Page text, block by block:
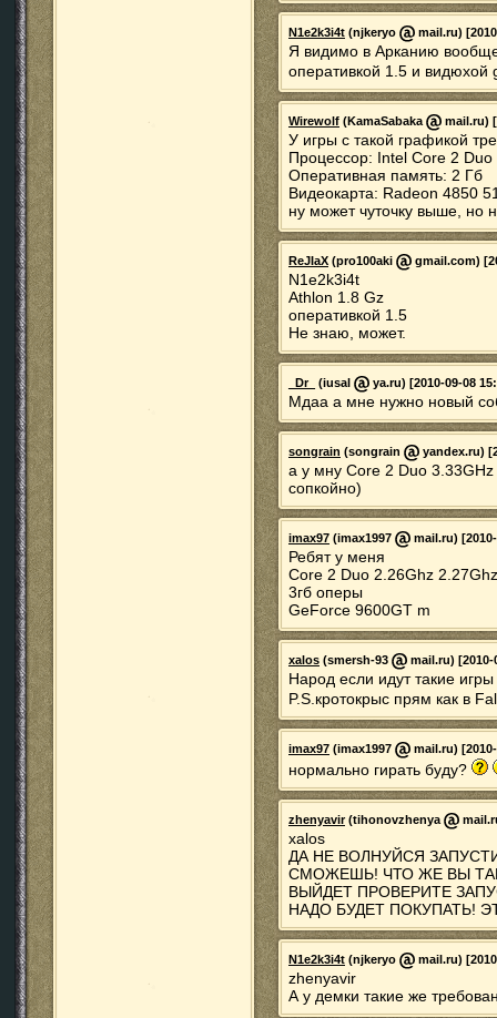
N1e2k3i4t (njkeryo mail.ru)
Я видимо в Арканию
оперативкой 1.5 и
Wirewolf (KamaSabaka mail.ru)
У игры с такой графикой
Процессор: Intel Core 2
Оперативная память: 2 Гб
Видеокарта: Radeon 4850
ну может чуточку выше, но
ReJIaX (pro100aki gmail.com)
N1e2k3i4t
Athlon 1.8 Gz
оперативкой 1.5
Не знаю, может.
_Dr_ (iusal ya.ru) [2010-09-08
Мдаа а мне нужно новый
songrain (songrain yandex.ru)
а у мну Core 2 Duo
сопкойно)
imax97 (imax1997 mail.ru)
Ребят у меня
Core 2 Duo 2.26Ghz 2.27Ghz
3гб оперы
GeForce 9600GT m
xalos (smersh-93 mail.ru) [2010-
Народ если идут такие
P.S.кротокрыс прям как в
imax97 (imax1997 mail.ru)
нормально гирать буду?
zhenyavir(tihonovzhenya
xalos
ДА НЕ ВОЛНУЙСЯ
СМОЖЕШЬ! ЧТО ЖЕ ВЫ
ВЫЙДЕТ ПРОВЕРИТЕ
НАДО БУДЕТ ПОКУПАТЬ!
N1e2k3i4t (njkeryo mail.ru)
zhenyavir
А у демки такие же